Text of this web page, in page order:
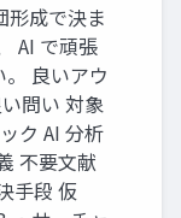
形成で決ま
AI で頑張
良いアウ
問い 対象
ク AI 分析
不要文献
手段 仮